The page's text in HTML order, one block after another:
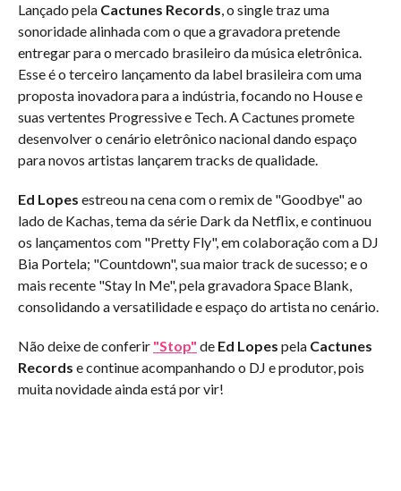
Lançado pela Cactunes Records, o single traz uma
sonoridade alinhada com o que a gravadora pretende
entregar para o mercado brasileiro da música eletrônica.
Esse é o terceiro lançamento da label brasileira com uma
proposta inovadora para a indústria, focando no House e
suas vertentes Progressive e Tech. A Cactunes promete
desenvolver o cenário eletrônico nacional dando espaço
para novos artistas lançarem tracks de qualidade.
Ed Lopes estreou na cena com o remix de "Goodbye" ao
lado de Kachas, tema da série Dark da Netflix, e continuou
os lançamentos com "Pretty Fly", em colaboração com a DJ
Bia Portela; "Countdown", sua maior track de sucesso; e o
mais recente "Stay In Me", pela gravadora Space Blank,
consolidando a versatilidade e espaço do artista no cenário.
Não deixe de conferir "Stop" de Ed Lopes pela Cactunes
Records e continue acompanhando o DJ e produtor, pois
muita novidade ainda está por vir!